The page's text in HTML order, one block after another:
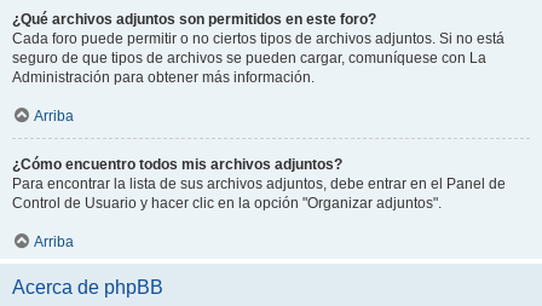
¿Qué archivos adjuntos son permitidos en este foro?
Cada foro puede permitir o no ciertos tipos de archivos adjuntos. Si no está
seguro de que tipos de archivos se pueden cargar, comuníquese con La
Administración para obtener más información.
Arriba
¿Cómo encuentro todos mis archivos adjuntos?
Para encontrar la lista de sus archivos adjuntos, debe entrar en el Panel de
Control de Usuario y hacer clic en la opción "Organizar adjuntos".
Arriba
Acerca de phpBB